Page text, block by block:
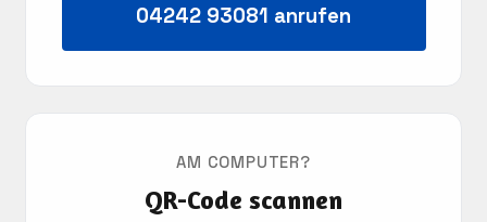
04242 93081 anrufen
AM COMPUTER?
QR-Code scannen